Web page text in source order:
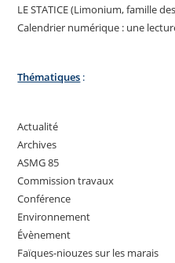
LE STATICE (Limonium, famille
Calendrier numérique : une
Thématiques :
Actualité
Archives
ASMG 85
Commission travaux
Conférence
Environnement
Évènement
Faïques-niouzes sur les marais